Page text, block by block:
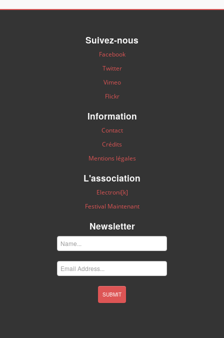
Suivez-nous
Facebook
Twitter
Vimeo
Flickr
Information
Contact
Crédits
Mentions légales
L'association
Electroni[k]
Festival Maintenant
Newsletter